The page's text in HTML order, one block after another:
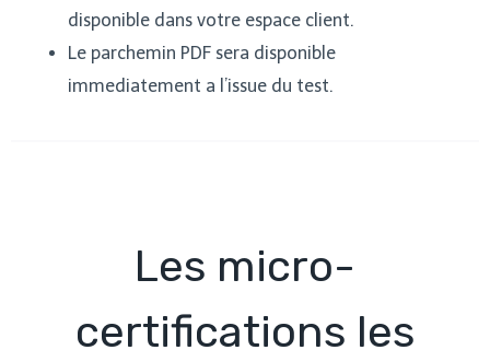
disponible dans votre espace client.
Le parchemin PDF sera disponible
immediatement a l’issue du test.
Les micro-
certifications les